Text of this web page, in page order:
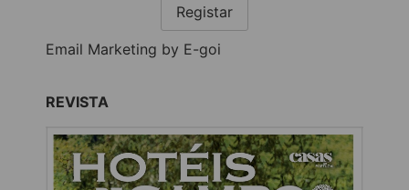
Registar
Email Marketing by E-goi
REVISTA